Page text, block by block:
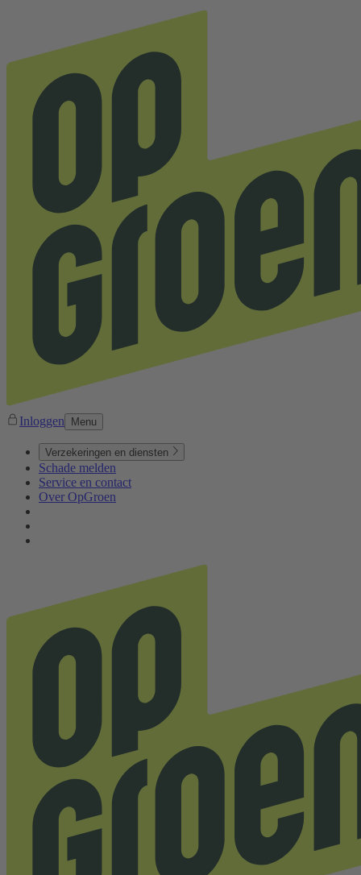
Inloggen Menu
Verzekeringen en diensten
Schade melden
Service en contact
Over OpGroen